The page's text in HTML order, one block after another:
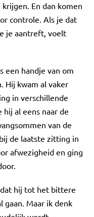
En dan komen
controle. Als je dat
je aantreft, voelt
een handje van om
Hij kwam al vaker
in verschillende
al eens naar de
van de
de laatste zitting in
afwezigheid en ging
hij tot het bittere
gaan. Maar ik denk